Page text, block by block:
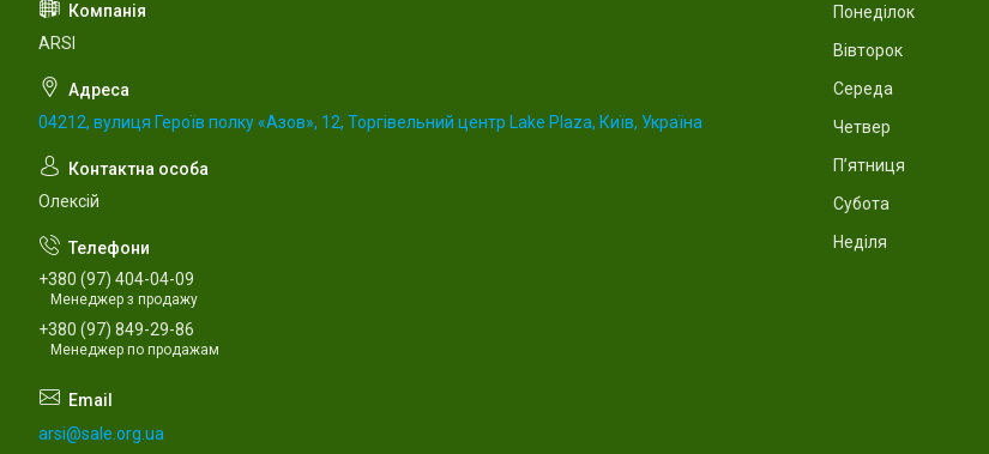
ARSI
04212, вулиця Героїв полку «Азов», 12, Торгівельний центр Lake Plaza, Київ, Україна
Олексій
+380 (97) 404-04-09
Менеджер з продажу
+380 (97) 849-29-86
Менеджер по продажам
arsi@sale.org.ua
Понеділок
Вівторок
Середа
Четвер
Пʼятниця
Субота
Неділя